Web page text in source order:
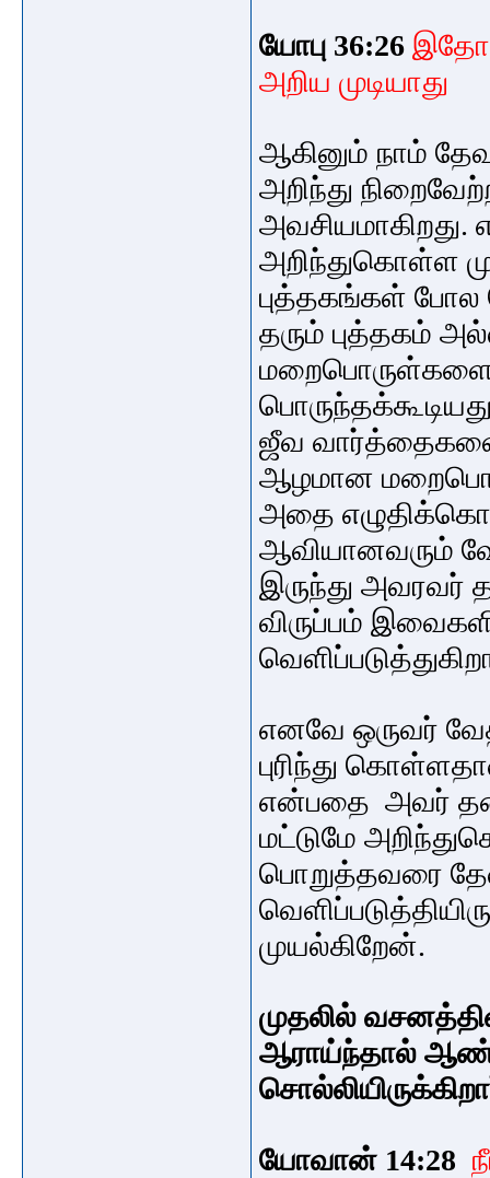
யோபு 36:26
அறிய முடியாது
ஆகினும் நாம்
அறிந்து
அறிந்துகொள்ள
புத்தகங்கள் போல
தரும் புத்தகம்
மறைபொருள்களை
ஜீவ
ஆழமான
அதை
ஆவியானவரும்
இருந்து அவரவர்
விருப்பம்
எனவே ஒருவர்
புரிந்து
என்பதை அவர்
மட்டுமே
பொறுத்தவரை
முயல்கிறேன்.
முதலில்
ஆராய்ந்தால்
யோவான் 14:28